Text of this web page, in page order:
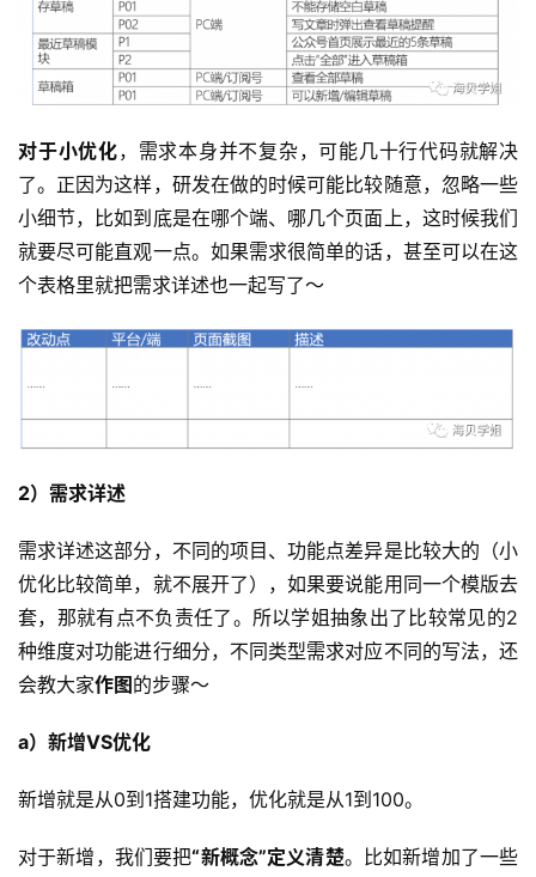
对于小优化，需求本身并不复杂，可能几十行代码就解决
了。正因为这样，研发在做的时候可能比较随意，忽略一些
小细节，比如到底是在哪个端、哪几个页面上，这时候我们
就要尽可能直观一点。如果需求很简单的话，甚至可以在这
个表格里就把需求详述也一起写了～
2）需求详述
需求详述这部分，不同的项目、功能点差异是比较大的（小
优化比较简单，就不展开了），如果要说能用同一个模版去
套，那就有点不负责任了。所以学姐抽象出了比较常见的2
种维度对功能进行细分，不同类型需求对应不同的写法，还
会教大家作图 的步骤～
a）新增VS优化
新增就是从0到1搭建功能，优化就是从1到100。
对于新增，我们要把“新概念”定义清楚。比如新增加了一些